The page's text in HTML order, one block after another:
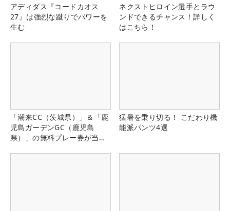
アディダス『コードカオス
27』は強烈な蹴りでパワーを
生む
ネクストヒロイン選手とラウ
ンドできるチャンス！詳しく
はこちら！
「潮来CC（茨城県）」＆「鹿
児島ガーデンGC（鹿児島
県）」の無料プレー券が当た
猛暑を乗り切る！ こだわり機
能派パンツ4選